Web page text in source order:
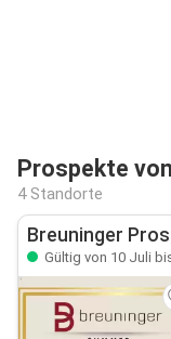
Prospekte
4 Standorte
Breuninger
Gültig von 10 Juli